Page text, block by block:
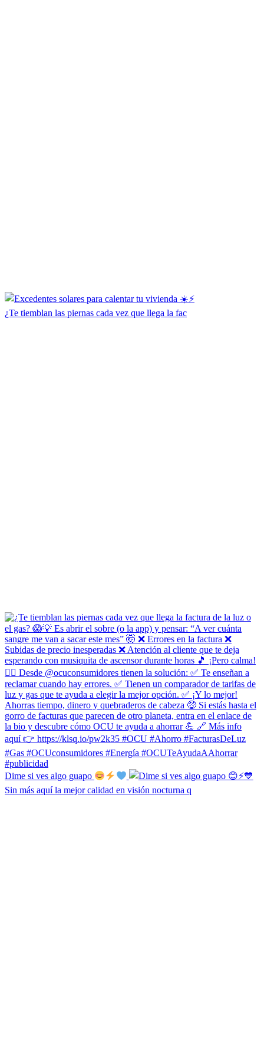
¿Te tiemblan las piernas cada vez que llega la fac
Dime si ves algo guapo
Sin más aquí la mejor calidad en visión nocturna q